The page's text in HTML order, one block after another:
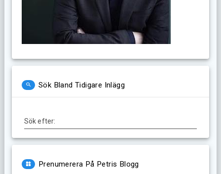
Sök Bland Tidigare Inlägg
Sök efter:
Prenumerera På Petris Blogg